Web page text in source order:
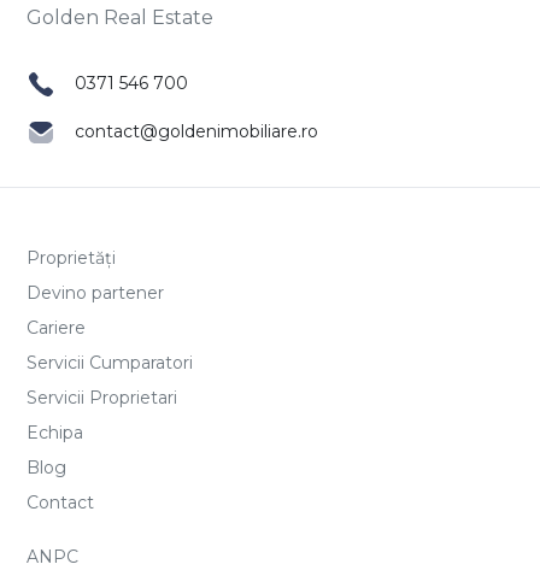
0371 546 700
contact@goldenimobiliare.ro
Proprietăți
Devino partener
Cariere
Servicii Cumparatori
Servicii Proprietari
Echipa
Blog
Contact
ANPC